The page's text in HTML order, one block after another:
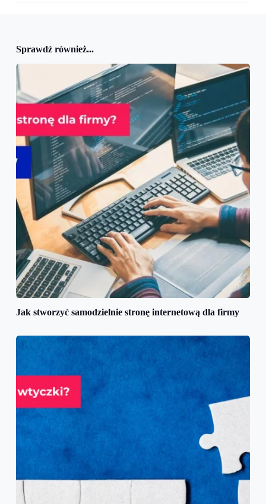
Sprawdź również...
Jak stworzyć samodzielnie stronę internetową dla firmy